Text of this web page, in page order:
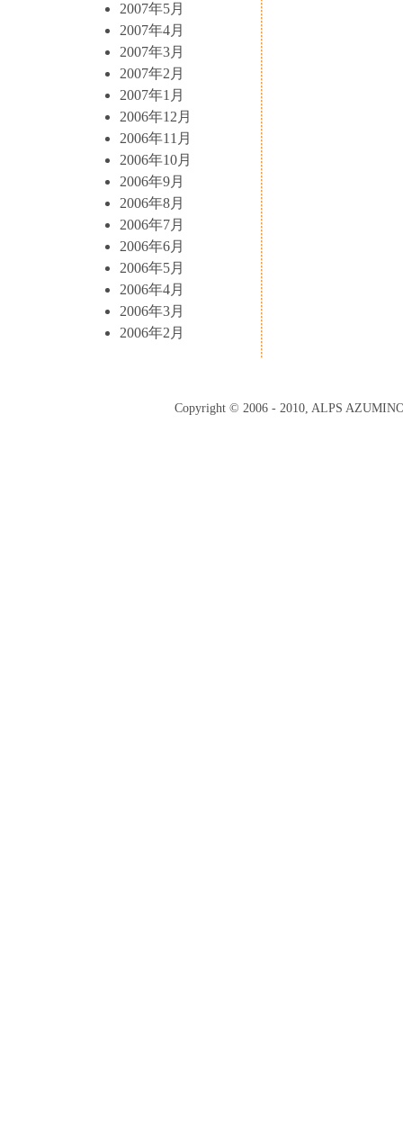
2007年5月
2007年4月
2007年3月
2007年2月
2007年1月
2006年12月
2006年11月
2006年10月
2006年9月
2006年8月
2006年7月
2006年6月
2006年5月
2006年4月
2006年3月
2006年2月
Copyright © 2006 - 2010, ALPS